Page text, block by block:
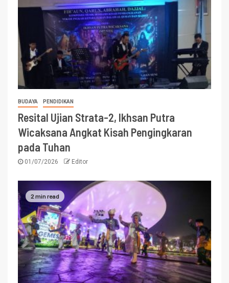
BUDAYA PENDIDIKAN
Resital Ujian Strata-2, Ikhsan Putra
Wicaksana Angkat Kisah Pengingkaran
pada Tuhan
01/07/2026 Editor
2 min read